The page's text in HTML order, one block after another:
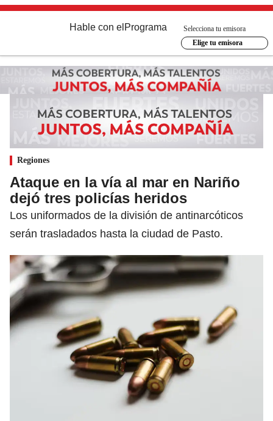
Hable con el Programa
Selecciona tu emisora
Elige tu emisora
Regiones
Ataque en la vía al mar en Nariño
dejó tres policías heridos
Los uniformados de la división de antinarcóticos
serán trasladados hasta la ciudad de Pasto.